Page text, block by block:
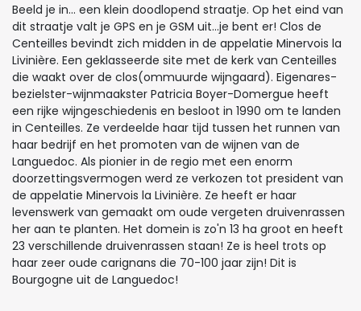
Beeld je in... een klein doodlopend straatje. Op het eind van
dit straatje valt je GPS en je GSM uit...je bent er! Clos de
Centeilles bevindt zich midden in de appelatie Minervois la
Livinière. Een geklasseerde site met de kerk van Centeilles
die waakt over de clos(ommuurde wijngaard). Eigenares-
bezielster-wijnmaakster Patricia Boyer-Domergue heeft
een rijke wijngeschiedenis en besloot in 1990 om te landen
in Centeilles. Ze verdeelde haar tijd tussen het runnen van
haar bedrijf en het promoten van de wijnen van de
Languedoc. Als pionier in de regio met een enorm
doorzettingsvermogen werd ze verkozen tot president van
de appelatie Minervois la Livinière. Ze heeft er haar
levenswerk van gemaakt om oude vergeten druivenrassen
her aan te planten. Het domein is zo'n 13 ha groot en heeft
23 verschillende druivenrassen staan! Ze is heel trots op
haar zeer oude carignans die 70-100 jaar zijn! Dit is
Bourgogne uit de Languedoc!